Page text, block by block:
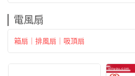
電風扇
箱扇｜排風扇｜吸頂扇